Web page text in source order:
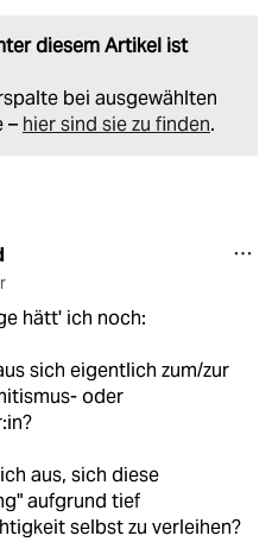
diesem Artikel ist
bei ausgewählten
– hier sind sie zu finden.
hätt' ich noch:
sich eigentlich zum/zur
oder
aus, sich diese
aufgrund tief
selbst zu verleihen?